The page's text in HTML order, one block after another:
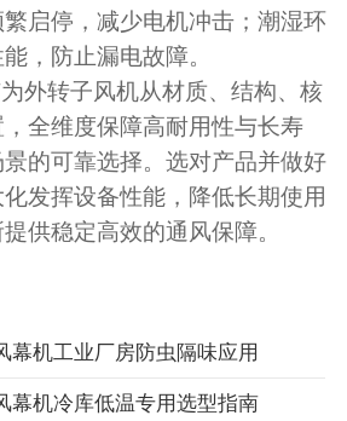
启停，减少电机冲击；潮湿环
，防止漏电故障。
转子风机从材质、结构、核
全维度保障高耐用性与长寿
的可靠选择。选对产品并做好
发挥设备性能，降低长期使用
供稳定高效的通风保障。
幕机工业厂房防虫隔味应用
幕机冷库低温专用选型指南